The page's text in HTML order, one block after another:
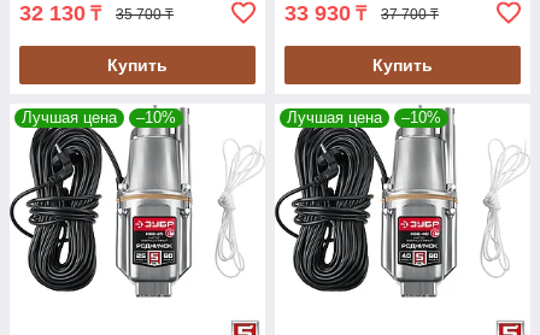
32 130 ₸ 35 700 ₸
Купить
33 930 ₸ 37 700 ₸
Купить
Лучшая цена –10% Лучшая цена –10%